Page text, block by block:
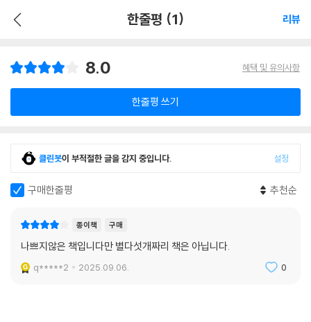
한줄평 (1) 리뷰
8.0 혜택 및 유의사항
한줄평 쓰기
클린봇이 부적절한 글을 감지 중입니다. 설정
구매한줄평 추천순
종이책 구매
나쁘지않은 책입니다만 별다섯개짜리 책은 아닙니다.
q*****2 2025.09.06. 0